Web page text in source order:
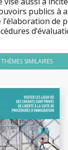
publics à
de
THÈMES SIMILAIRES